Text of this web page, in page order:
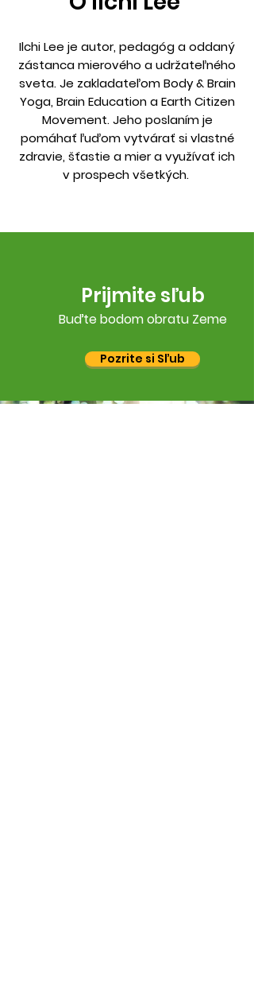
Ilchi Lee je autor, pedagóg a oddaný
zástanca mierového a udržateľného
sveta. Je zakladateľom Body & Brain
Yoga, Brain Education a Earth Citizen
Movement. Jeho poslaním je
pomáhať ľuďom vytvárať si vlastné
zdravie, šťastie a mier a využívať ich
v prospech všetkých.
Prijmite sľub
Buďte bodom obratu Zeme
Pozrite si Sľub